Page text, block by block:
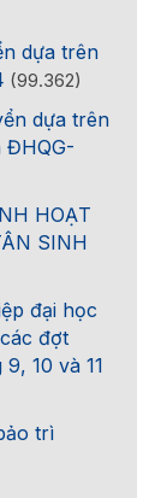
dựa trên
(99.362)
dựa trên
ĐHQG-
HOẠT
SINH
đại học
đợt
10 và 11
trì